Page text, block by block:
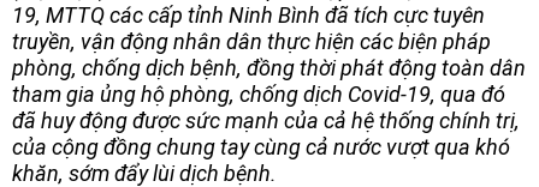
19, MTTQ các cấp tỉnh Ninh Bình đã tích cực tuyên
truyền, vận động nhân dân thực hiện các biện pháp
phòng, chống dịch bệnh, đồng thời phát động toàn dân
tham gia ủng hộ phòng, chống dịch Covid-19, qua đó
đã huy động được sức mạnh của cả hệ thống chính trị,
của cộng đồng chung tay cùng cả nước vượt qua khó
khăn, sớm đẩy lùi dịch bệnh.